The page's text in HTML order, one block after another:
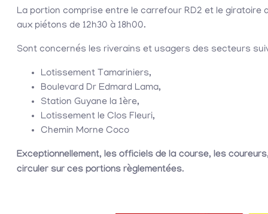
La portion comprise entre le carrefour RD2 et le giratoire
aux piétons de 12h30 à 18h00.
Sont concernés les riverains et usagers des secteurs
Lotissement Tamariniers,
Boulevard Dr Edmard Lama,
Station Guyane la 1ère,
Lotissement le Clos Fleuri,
Chemin Morne Coco
Exceptionnellement, les officiels de la course, les
circuler sur ces portions règlementées.